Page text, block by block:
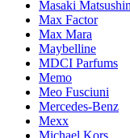
Masaki
Max Factor
Max Mara
Maybelline
MDCI Parfums
Memo
Meo Fusciuni
Mercedes-Benz
Mexx
Michael Kors